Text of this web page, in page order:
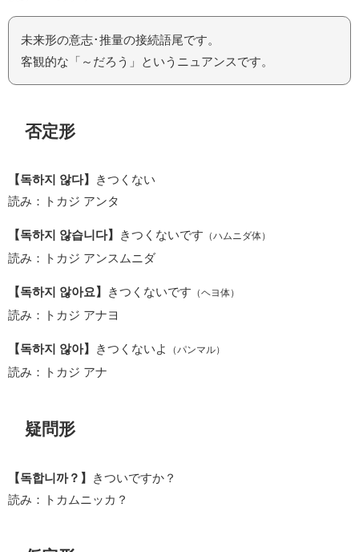
未来形の意志･推量の接続語尾です。
客観的な「～だろう」というニュアンスです。
否定形
【독하지 않다】
きつくない
読み：トカジ アンタ
【독하지 않습니다】 きつくないです （ハムニダ体）
読み：トカジ アンスムニダ
【독하지 않아요】 きつくないです （ヘヨ体）
読み：トカジ アナヨ
【독하지 않아】 きつくないよ （パンマル）
読み：トカジ アナ
疑問形
【독합니까？】
きついですか？
読み：トカムニッカ？